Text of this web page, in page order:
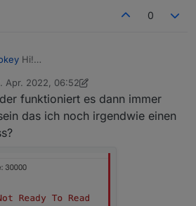
0
Hi!
Auf den ersten Blick sehe ich bei Dir
Fehler, aber ich weiß nicht, ob man
parser" nodes nicht doch
In denen wird ja eingestellt in welcher
Daten kommen, z.B. Int16 oder Int32.
doch mal meinen Flow und davon dann
Teil und trag da Deine UnitID und IP
Apr. 2022, 06:52
von Murokey4. Feb. 2022, 09:21
funktioniert es dann immer
das ich noch irgendwie einen